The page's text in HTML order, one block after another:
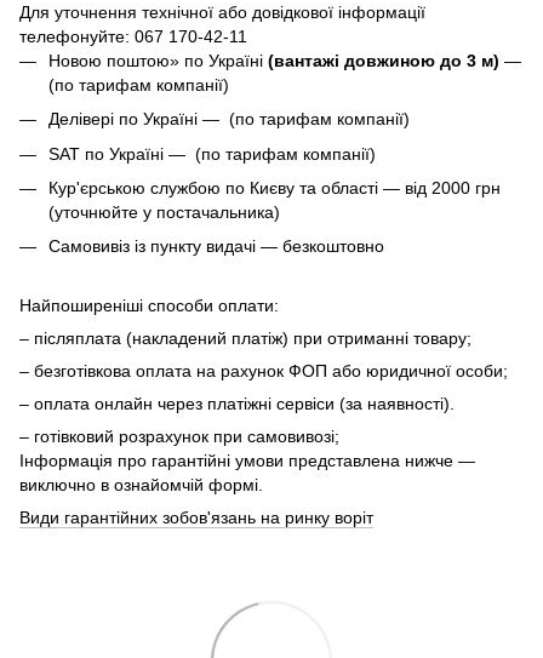
Для уточнення технічної або довідкової інформації
телефонуйте: 067 170-42-11
Новою поштою» по Україні (вантажі довжиною до 3 м) —
(по тарифам компанії)
Делівері по Україні — (по тарифам компанії)
SAT по Україні — (по тарифам компанії)
Кур'єрською службою по Києву та області — від 2000 грн
(уточнюйте у постачальника)
Самовивіз із пункту видачі — безкоштовно
Найпоширеніші способи оплати:
– післяплата (накладений платіж) при отриманні товару;
– безготівкова оплата на рахунок ФОП або юридичної особи;
– оплата онлайн через платіжні сервіси (за наявності).
– готівковий розрахунок при самовивозі;
Інформація про гарантійні умови представлена нижче —
виключно в ознайомчій формі.
Види гарантійних зобов'язань на ринку воріт